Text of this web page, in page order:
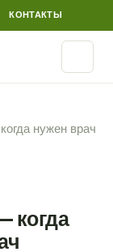
КОНТАКТЫ
нужен врач
когда